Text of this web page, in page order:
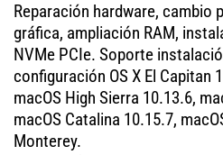
Reparación hardware, cambio
gráfica, ampliación RAM,
NVMe PCIe. Soporte
configuración OS X El Capitan
macOS High Sierra 10.13.6,
macOS Catalina 10.15.7,
Monterey.